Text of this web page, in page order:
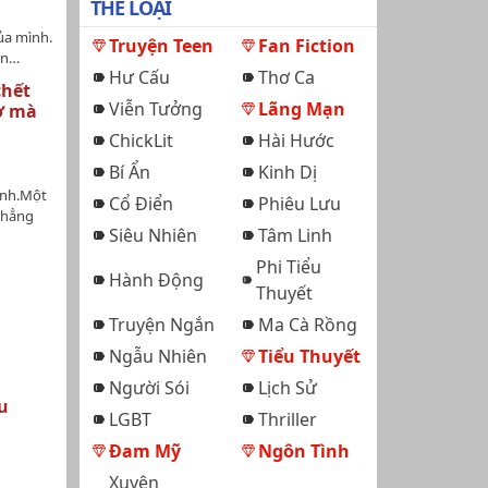
mình.
mà
nữ
dù
cô
sau
THỂ LOẠI
Truyện Teen
Fan Fiction
Hư Cấu
Thơ Ca
Viễn Tưởng
Lãng Mạn
ChickLit
Hài Hước
Bí Ẩn
Kinh Dị
Cổ Điển
Phiêu Lưu
Siêu Nhiên
Tâm Linh
Hành Động
Phi Tiểu
Thuyết
Truyện Ngắn
Ma Cà Rồng
Ngẫu Nhiên
Tiểu Thuyết
Người Sói
Lịch Sử
LGBT
Thriller
Đam Mỹ
Ngôn Tình
Xuyên